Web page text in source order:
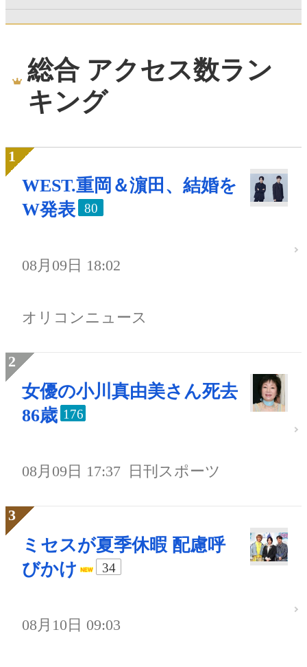
総合 アクセス数ラン
キング
WEST.重岡＆濵田、結婚を
W発表
80
08月09日 18:02
オリコンニュース
女優の小川真由美さん死去
86歳 176
08月09日 17:37 日刊スポーツ
ミセスが夏季休暇 配慮呼
びかけ
34
08月10日 09:03